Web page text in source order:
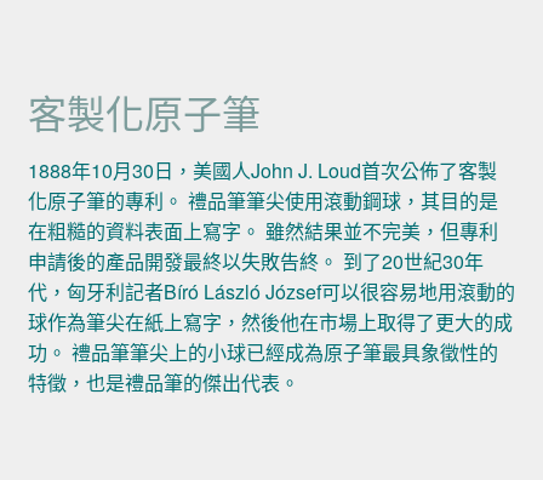
客製化原子筆
1888年10月30日，美國人John J. Loud首次公佈了客製
化原子筆的專利。 禮品筆筆尖使用滾動鋼球，其目的是
在粗糙的資料表面上寫字。 雖然結果並不完美，但專利
申請後的產品開發最終以失敗告終。 到了20世紀30年
代，匈牙利記者Bíró László József可以很容易地用滾動的
球作為筆尖在紙上寫字，然後他在市場上取得了更大的成
功。 禮品筆筆尖上的小球已經成為原子筆最具象徵性的
特徵，也是禮品筆的傑出代表。